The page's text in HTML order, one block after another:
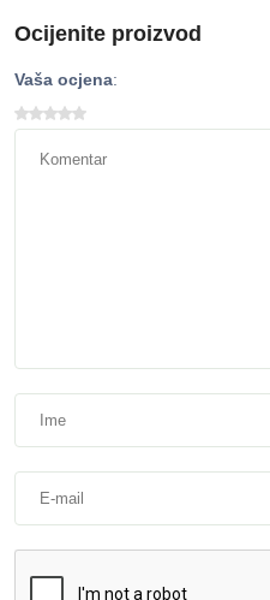
Ocijenite proizvod
Vaša ocjena: